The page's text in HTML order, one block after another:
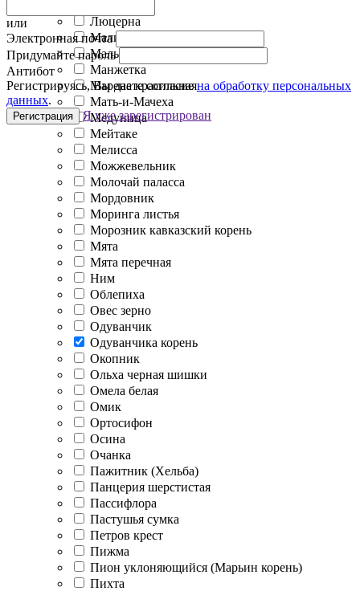
Люцерна
Малина лист
Мальва лесная
Манжетка
Марена красильная
Мать-и-Мачеха
Медуница
Мейтаке
Мелисса
Можжевельник
Молочай паласса
Мордовник
Моринга листья
Морозник кавказский корень
Мята
Мята перечная
Ним
Облепиха
Овес зерно
Одуванчик
Одуванчика корень
Окопник
Ольха черная шишки
Омела белая
Омик
Ортосифон
Осина
Очанка
Пажитник (Хельба)
Панцерия шерстистая
Пассифлора
Пастушья сумка
Петров крест
Пижма
Пион уклоняющийся (Марьин корень)
Пихта
или
Электронная почта
Придумайте пароль
Антибот
Регистрируясь, Вы даете согласиена обработку персональных
данных.
Регистрация Я уже зарегистрирован